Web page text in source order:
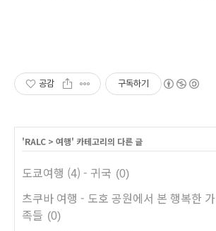
공감 구독하기
'RALC > 여행' 카테고리의 다른 글
도쿄여행 (4) - 귀국 (0)
츠쿠바 여행 - 도호 공원에서 본 행복한 가
족들 (0)